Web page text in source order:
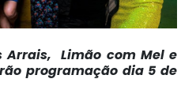
Arrais, Limão com Mel e
programação dia 5 de